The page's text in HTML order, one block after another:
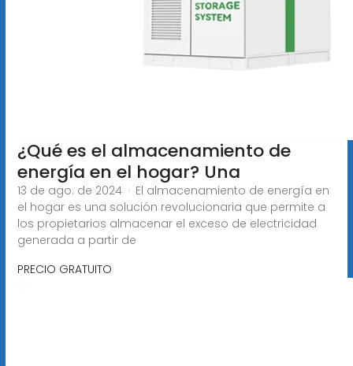
¿Qué es el almacenamiento de
energía en el hogar? Una
13 de ago. de 2024 · El almacenamiento de energía en
el hogar es una solución revolucionaria que permite a
los propietarios almacenar el exceso de electricidad
generada a partir de
PRECIO GRATUITO